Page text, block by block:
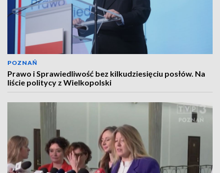
POZNAŃ
Prawo i Sprawiedliwość bez kilkudziesięciu posłów. Na
liście politycy z Wielkopolski